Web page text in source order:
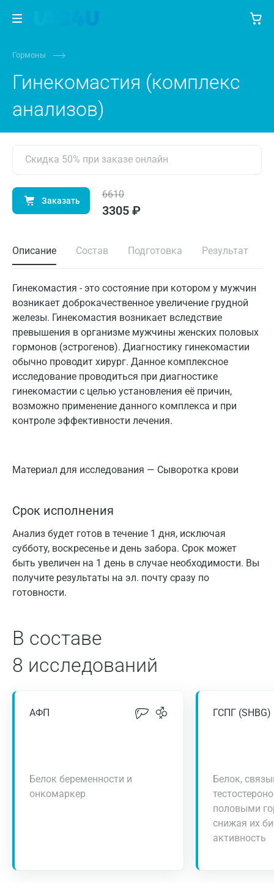
Гормоны
Гинекомастия (комплекс
анализов)
Скидка 50% при заказе онлайн
Заказать
6610
3305 ₽
Описание Состав Подготовка Результат
Гинекомастия - это состояние при котором у мужчин
возникает доброкачественное увеличение грудной
железы. Гинекомастия возникает вследствие
превышения в организме мужчины женских половых
гормонов (эстрогенов). Диагностику гинекомастии
обычно проводит хирург. Данное комплексное
исследование проводиться при диагностике
гинекомастии с целью установления её причин,
возможно применение данного комплекса и при
контроле эффективности лечения.
Материал для исследования — Сыворотка крови
Срок исполнения
Анализ будет готов в течение 1 дня, исключая
субботу, воскресенье и день забора. Срок может
быть увеличен на 1 день в случае необходимости. Вы
получите результаты на эл. почту сразу по
готовности.
В составе
8 исследований
АФП
Белок беременности и
онкомаркер
ГСПГ (SHBG)
Белок,
половыми
снижая их
активность